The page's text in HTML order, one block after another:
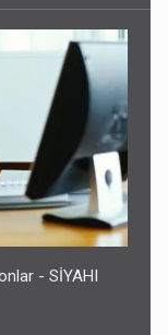
- SİYAHI